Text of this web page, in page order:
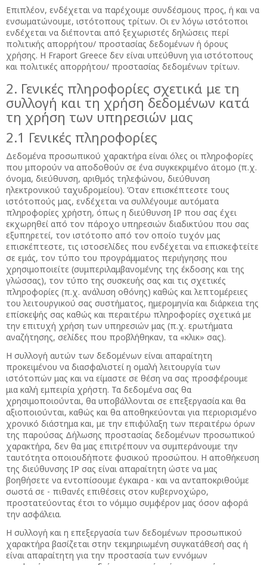
Επιπλέον, ενδέχεται να παρέχουμε συνδέσμους προς, ή και να
ενσωματώνουμε, ιστότοπους τρίτων. Οι εν λόγω ιστότοποι
ενδέχεται να διέπονται από ξεχωριστές δηλώσεις περί
πολιτικής απορρήτου/ προστασίας δεδομένων ή όρους
χρήσης. Η Fraport Greece δεν είναι υπεύθυνη για ιστότοπους
και πολιτικές απορρήτου/ προστασίας δεδομένων τρίτων.
2. Γενικές πληροφορίες σχετικά με τη
συλλογή και τη χρήση δεδομένων κατά
τη χρήση των υπηρεσιών μας
2.1 Γενικές πληροφορίες
Δεδομένα προσωπικού χαρακτήρα είναι όλες οι πληροφορίες
που μπορούν να αποδοθούν σε ένα συγκεκριμένο άτομο (π.χ.
όνομα, διεύθυνση, αριθμός τηλεφώνου, διεύθυνση
ηλεκτρονικού ταχυδρομείου). Όταν επισκέπτεστε τους
ιστότοπούς μας, ενδέχεται να συλλέγουμε αυτόματα
πληροφορίες χρήστη, όπως η διεύθυνση IP που σας έχει
εκχωρηθεί από τον πάροχο υπηρεσιών διαδικτύου που σας
εξυπηρετεί, τον ιστότοπο από τον οποίο τυχόν μας
επισκέπτεστε, τις ιστοσελίδες που ενδέχεται να επισκεφτείτε
σε εμάς, τον τύπο του προγράμματος περιήγησης που
χρησιμοποιείτε (συμπεριλαμβανομένης της έκδοσης και της
γλώσσας), τον τύπο της συσκευής σας και τις σχετικές
πληροφορίες (π.χ. ανάλυση οθόνης) καθώς και λεπτομέρειες
του λειτουργικού σας συστήματος, ημερομηνία και διάρκεια της
επίσκεψής σας καθώς και περαιτέρω πληροφορίες σχετικά με
την επιτυχή χρήση των υπηρεσιών μας (π.χ. ερωτήματα
αναζήτησης, σελίδες που προβλήθηκαν, τα «κλικ» σας).
Η συλλογή αυτών των δεδομένων είναι απαραίτητη
προκειμένου να διασφαλιστεί η ομαλή λειτουργία των
ιστότοπών μας και να είμαστε σε θέση να σας προσφέρουμε
μια καλή εμπειρία χρήστη. Τα δεδομένα σας θα
χρησιμοποιούνται, θα υποβάλλονται σε επεξεργασία και θα
αξιοποιούνται, καθώς και θα αποθηκεύονται για περιορισμένο
χρονικό διάστημα και, με την επιφύλαξη των περαιτέρω όρων
της παρούσας Δήλωσης προστασίας δεδομένων προσωπικού
χαρακτήρα, δεν θα μας επιτρέπουν να συμπεράνουμε την
ταυτότητα οποιουδήποτε φυσικού προσώπου. Η αποθήκευση
της διεύθυνσης IP σας είναι απαραίτητη ώστε να μας
βοηθήσετε να εντοπίσουμε έγκαιρα - και να ανταποκριθούμε
σωστά σε - πιθανές επιθέσεις στον κυβερνοχώρο,
προστατεύοντας έτσι το νόμιμο συμφέρον μας όσον αφορά
την ασφάλεια.
Η συλλογή και η επεξεργασία των δεδομένων προσωπικού
χαρακτήρα βασίζεται στην τεκμηριωμένη συγκατάθεσή σας ή
είναι απαραίτητη για την προστασία των εννόμων